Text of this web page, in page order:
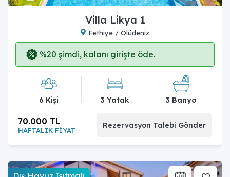
Villa Likya 1
Fethiye / Ölüdeniz
%20 şimdi, kalanı girişte öde.
6 Kişi 3 Yatak 3 Banyo
HAFTALIK FİYAT
70.000 TL Rezervasyon Talebi Gönder